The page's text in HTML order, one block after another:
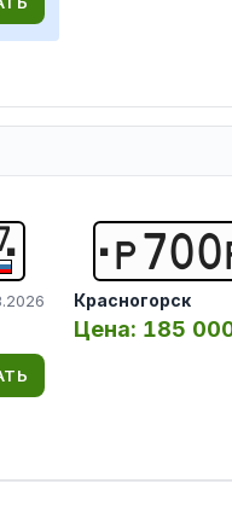
Р 700
Красногорск
Цена: 185